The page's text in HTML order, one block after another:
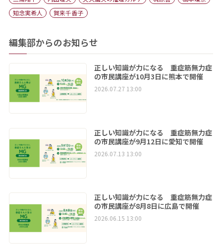
知念実希人
賀来千香子
編集部からのお知らせ
正しい知識が力になる 重症筋無力症
の市民講座が10月3日に熊本で開催
2026.07.27 13:00
正しい知識が力になる 重症筋無力症
の市民講座が9月12日に愛知で開催
2026.07.13 13:00
正しい知識が力になる 重症筋無力症
の市民講座が8月8日に広島で開催
2026.06.15 13:00